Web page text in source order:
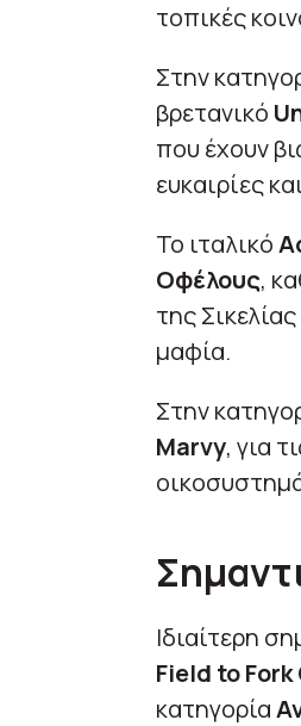
τοπικές
Στην
βρετανικό
που έχουν
ευκαιρίες
Το ιταλικό
Οφέλους,
της
μαφία.
Στην
Marvy, για
Ιδιαίτερη
Field to
κατηγορία